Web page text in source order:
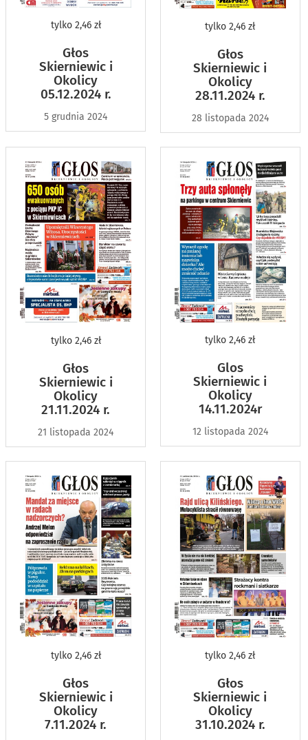
tylko2,46 zł
Głos
Skierniewic i
Okolicy
05.12.2024 r.
5 grudnia 2024
tylko 2,46 zł
Głos
Skierniewic i
Okolicy
28.11.2024 r.
28 listopada 2024
tylko2,46 zł
Głos
Skierniewic i
Okolicy
21.11.2024 r.
21 listopada 2024
tylko 2,46 zł
Glos
Skierniewic i
Okolicy
14.11.2024r
12 listopada 2024
tylko2,46 zł
Głos
Skierniewic i
Okolicy
7.11.2024 r.
tylko 2,46 zł
Głos
Skierniewic i
Okolicy
31.10.2024 r.